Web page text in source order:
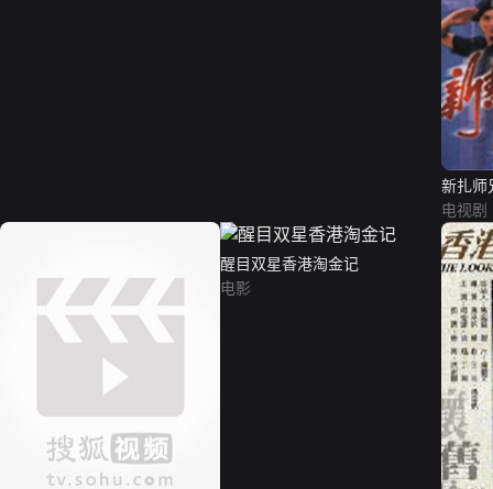
新扎师
电视剧
醒目双星香港淘金记
电影